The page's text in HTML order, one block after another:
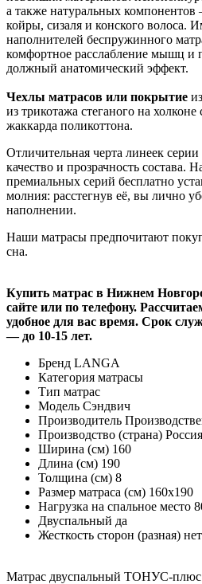
а также натуральных компонентов
койры, сизаля и конского волоса.
наполнителей беспружинного
комфортное расслабление мышц и
должный анатомический эффект.
Чехлы матрасов или покрытие
из трикотажа стеганого на холконе
жаккарда поликоттона.
Отличительная черта линеек
качество и прозрачность состава.
премиальных серий бесплатно
молния: расстегнув её, вы лично
наполнении.
Наши матрасы предпочитают
сна.
Купить матрас в Нижнем
сайте или по телефону.
удобное для вас время. Срок
— до 10-15 лет.
Бренд LANGA
Категория матрасы
Тип матрас
Модель Сэндвич
Производитель
Производство (страна) Россия
Ширина (см) 160
Длина (см) 190
Толщина (см) 8
Размер матраса (см) 160х190
Нагрузка на спальное место
Двуспальный да
Жесткость сторон (разная) нет
Матрас двуспальный ТОНУС-плюс